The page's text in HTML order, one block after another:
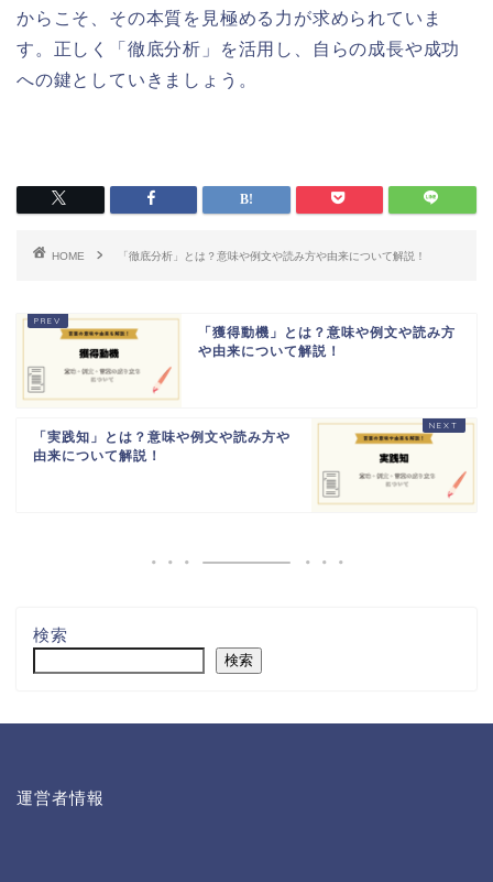
からこそ、その本質を見極める力が求められていま
す。正しく「徹底分析」を活用し、自らの成長や成功
への鍵としていきましょう。
HOME 「徹底分析」とは？意味や例文や読み方や由来について解説！
「獲得動機」とは？意味や例文や読み方
や由来について解説！
「実践知」とは？意味や例文や読み方や
由来について解説！
検索
検索
運営者情報